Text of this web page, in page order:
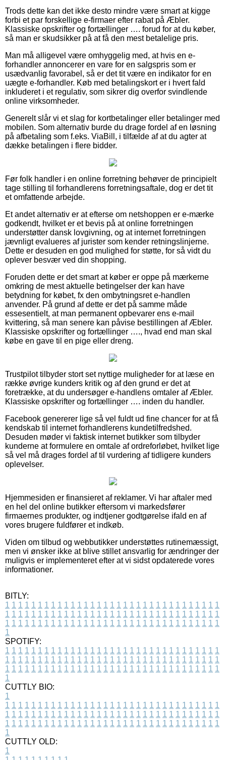
Trods dette kan det ikke desto mindre være smart at kigge
forbi et par forskellige e-firmaer efter rabat på Æbler.
Klassiske opskrifter og fortællinger …. forud for at du køber,
så man er skudsikker på at få den mest betalelige pris.
Man må alligevel være omhyggelig med, at hvis en e-
forhandler annoncerer en vare for en salgspris som er
usædvanlig favorabel, så er det tit være en indikator for en
uægte e-forhandler. Køb med betalingskort er i hvert fald
inkluderet i et regulativ, som sikrer dig overfor svindlende
online virksomheder.
Generelt slår vi et slag for kortbetalinger eller betalinger med
mobilen. Som alternativ burde du drage fordel af en løsning
på afbetaling som f.eks. ViaBill, i tilfælde af at du agter at
dække betalingen i flere bidder.
Før folk handler i en online forretning behøver de principielt
tage stilling til forhandlerens forretningsaftale, dog er det tit
et omfattende arbejde.
Et andet alternativ er at efterse om netshoppen er e-mærke
godkendt, hvilket er et bevis på at online forretningen
understøtter dansk lovgivning, og at internet forretningen
jævnligt evalueres af jurister som kender retningslinjerne.
Dette er desuden en god mulighed for støtte, for så vidt du
oplever besvær ved din shopping.
Foruden dette er det smart at køber er oppe på mærkerne
omkring de mest aktuelle betingelser der kan have
betydning for købet, fx den ombytningsret e-handlen
anvender. På grund af dette er det på samme måde
essesentielt, at man permanent opbevarer ens e-mail
kvittering, så man senere kan påvise bestillingen af Æbler.
Klassiske opskrifter og fortællinger …., hvad end man skal
købe en gave til en pige eller dreng.
Trustpilot tilbyder stort set nyttige muligheder for at læse en
række øvrige kunders kritik og af den grund er det at
foretrække, at du undersøger e-handlens omtaler af Æbler.
Klassiske opskrifter og fortællinger …. inden du handler.
Facebook genererer lige så vel fuldt ud fine chancer for at få
kendskab til internet forhandlerens kundetilfredshed.
Desuden møder vi faktisk internet butikker som tilbyder
kunderne at formulere en omtale af ordreforløbet, hvilket lige
så vel må drages fordel af til vurdering af tidligere kunders
oplevelser.
Hjemmesiden er finansieret af reklamer. Vi har aftaler med
en hel del online butikker eftersom vi markedsfører
firmaernes produkter, og indtjener godtgørelse ifald en af
vores brugere fuldfører et indkøb.
Viden om tilbud og webbutikker understøttes rutinemæssigt,
men vi ønsker ikke at blive stillet ansvarlig for ændringer der
muligvis er implementeret efter at vi sidst opdaterede vores
informationer.
BITLY:
1 1 1 1 1 1 1 1 1 1 1 1 1 1 1 1 1 1 1 1 1 1 1 1 1 1 1 1 1 1 1 1 1
1 1 1 1 1 1 1 1 1 1 1 1 1 1 1 1 1 1 1 1 1 1 1 1 1 1 1 1 1 1 1 1 1
1 1 1 1 1 1 1 1 1 1 1 1 1 1 1 1 1 1 1 1 1 1 1 1 1 1 1 1 1 1 1 1 1
1
SPOTIFY:
1 1 1 1 1 1 1 1 1 1 1 1 1 1 1 1 1 1 1 1 1 1 1 1 1 1 1 1 1 1 1 1 1
1 1 1 1 1 1 1 1 1 1 1 1 1 1 1 1 1 1 1 1 1 1 1 1 1 1 1 1 1 1 1 1 1
1 1 1 1 1 1 1 1 1 1 1 1 1 1 1 1 1 1 1 1 1 1 1 1 1 1 1 1 1 1 1 1 1
1
CUTTLY BIO:
1
1 1 1 1 1 1 1 1 1 1 1 1 1 1 1 1 1 1 1 1 1 1 1 1 1 1 1 1 1 1 1 1 1
1 1 1 1 1 1 1 1 1 1 1 1 1 1 1 1 1 1 1 1 1 1 1 1 1 1 1 1 1 1 1 1 1
1 1 1 1 1 1 1 1 1 1 1 1 1 1 1 1 1 1 1 1 1 1 1 1 1 1 1 1 1 1 1 1 1
1
CUTTLY OLD:
1